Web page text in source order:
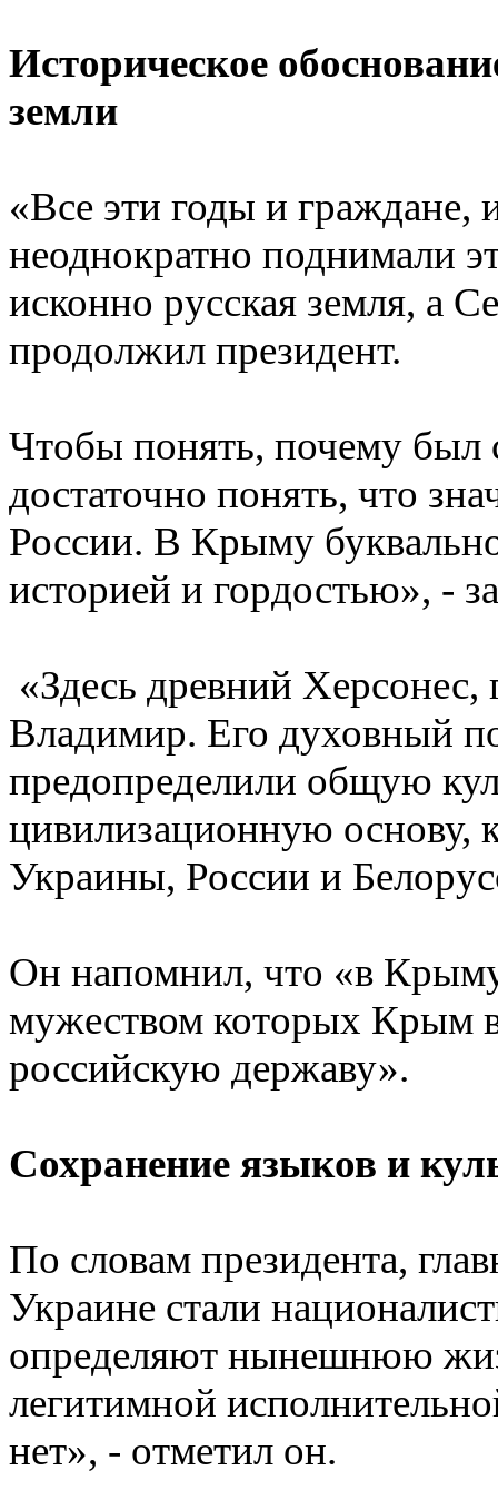
Историческое
земли
«Все эти годы и граждане,
неоднократно поднимали
исконно русская земля, а
продолжил президент.
Чтобы понять, почему был
достаточно понять, что
России. В Крыму
историей и гордостью», -
«Здесь древний Херсонес,
Владимир. Его духовный
предопределили общую
цивилизационную основу,
Украины, России и
Он напомнил, что «в
мужеством которых Крым
российскую державу».
Сохранение языков и
По словам президента,
Украине стали
определяют нынешнюю
легитимной
нет», - отметил он.